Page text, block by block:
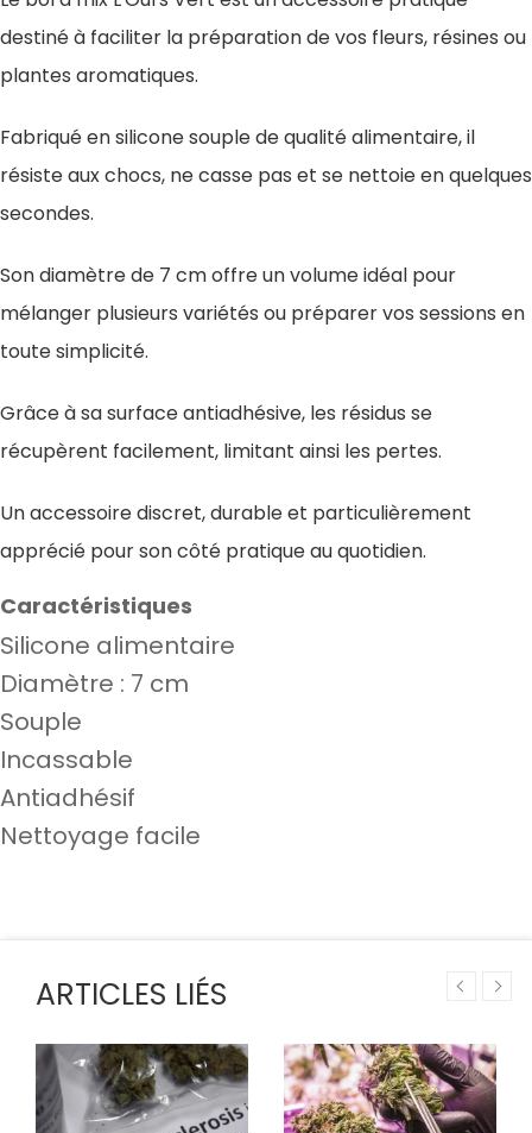
destiné à faciliter la préparation de vos fleurs, résines ou
plantes aromatiques.
Fabriqué en silicone souple de qualité alimentaire, il
résiste aux chocs, ne casse pas et se nettoie en quelques
secondes.
Son diamètre de 7 cm offre un volume idéal pour
mélanger plusieurs variétés ou préparer vos sessions en
toute simplicité.
Grâce à sa surface antiadhésive, les résidus se
récupèrent facilement, limitant ainsi les pertes.
Un accessoire discret, durable et particulièrement
apprécié pour son côté pratique au quotidien.
Caractéristiques
Silicone alimentaire
Diamètre : 7 cm
Souple
Incassable
Antiadhésif
Nettoyage facile
ARTICLES LIÉS